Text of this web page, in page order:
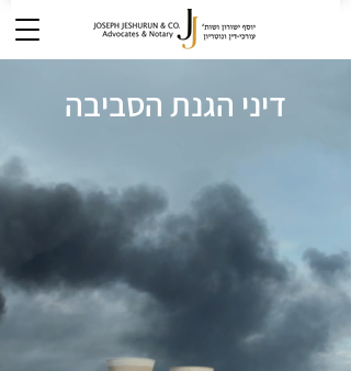
דיני הגנת הסביבה